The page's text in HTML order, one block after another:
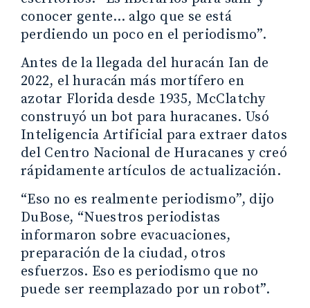
conocer gente… algo que se está
perdiendo un poco en el periodismo”.
Antes de la llegada del huracán Ian de
2022, el huracán más mortífero en
azotar Florida desde 1935, McClatchy
construyó un bot para huracanes. Usó
Inteligencia Artificial para extraer datos
del Centro Nacional de Huracanes y creó
rápidamente artículos de actualización.
“Eso no es realmente periodismo”, dijo
DuBose, “Nuestros periodistas
informaron sobre evacuaciones,
preparación de la ciudad, otros
esfuerzos. Eso es periodismo que no
puede ser reemplazado por un robot”.